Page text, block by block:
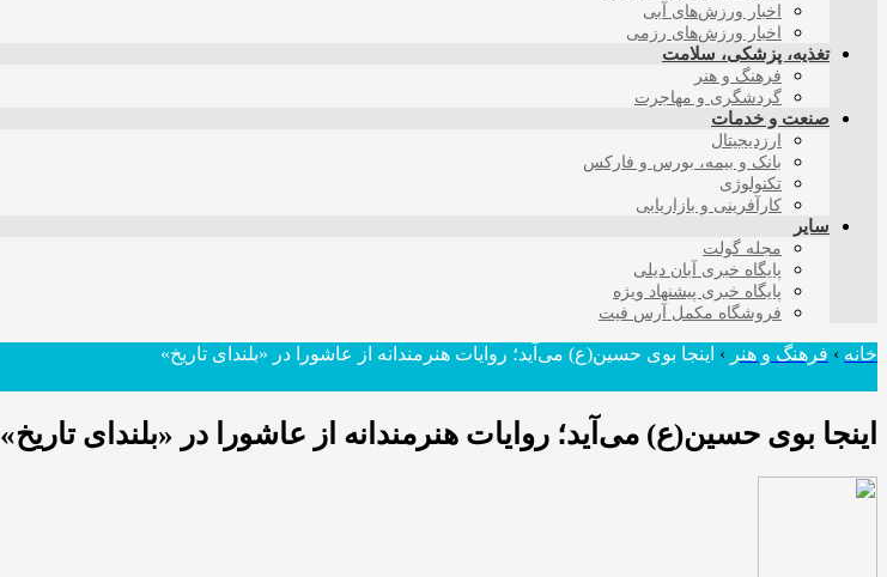
اخبار ورزش‌های آبی
اخبار ورزش‌های رزمی
تغذیه، پزشکی، سلامت
فرهنگ و هنر
گردشگری و مهاجرت
صنعت و خدمات
ارزدیجیتال
بانک و بیمه، بورس و فارکس
تکنولوژی
کارآفرینی و بازاریابی
سایر
مجله گولت
پایگاه خبری آبان دیلی
پایگاه خبری پیشنهاد ویژه
فروشگاه مکمل آرس فیت
خانه › فرهنگ و هنر › اینجا بوی حسین(ع) می‌آید؛ روایات هنرمندانه از عاشورا در «بلندای تاریخ»
اینجا بوی حسین(ع) می‌آید؛ روایات هنرمندانه از عاشورا در «بلندای تاریخ»